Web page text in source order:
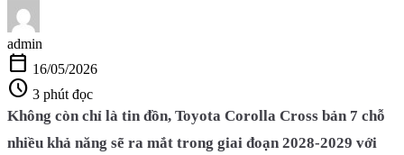
admin
calendar_today 16/05/2026
schedule 3 phút đọc
Không còn chỉ là tin đồn, Toyota Corolla Cross bản 7 chỗ
nhiều khả năng sẽ ra mắt trong giai đoạn 2028-2029 với